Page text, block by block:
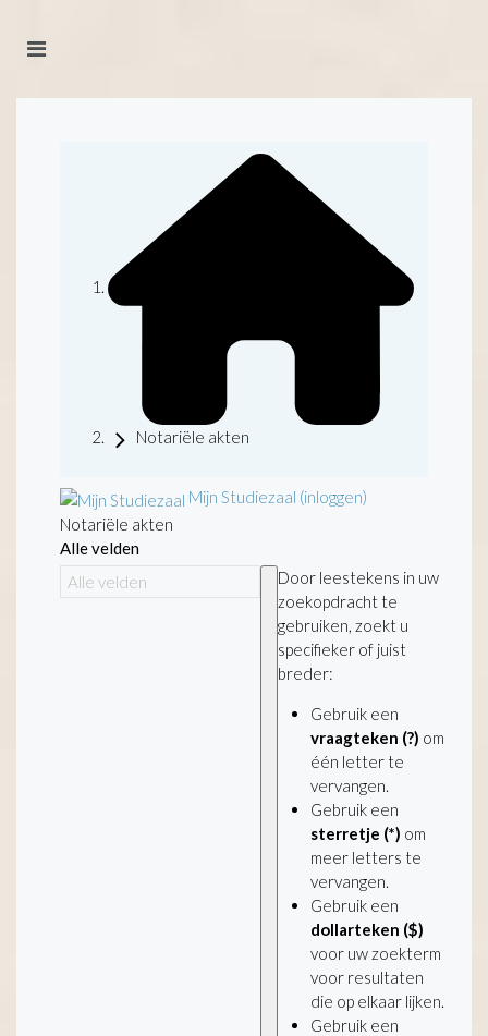
Notariële akten
Mijn Studiezaal (inloggen)
Notariële akten
Alle velden
Door leestekens in uw
zoekopdracht te
gebruiken, zoekt u
specifieker of juist
breder:
Gebruik een
vraagteken (?) om
één letter te
vervangen.
Gebruik een
sterretje (*) om
meer letters te
vervangen.
Gebruik een
dollarteken ($)
voor uw zoekterm
voor resultaten
die op elkaar lijken.
Gebruik een